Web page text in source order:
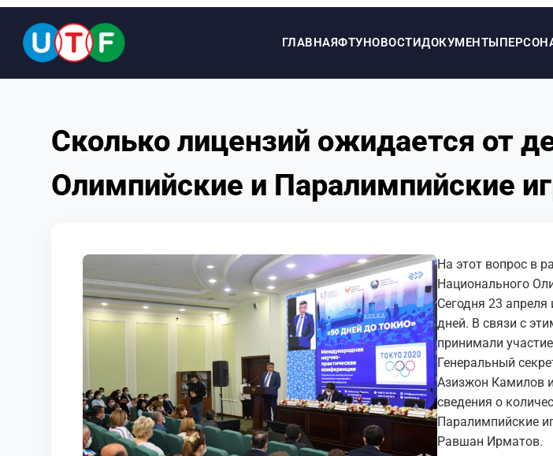
ГЛАВНАЯФТУНОВОСТИДОКУМЕНТЫ
ДОКУМЕНТЫ
ПЕРСОНАЛИИ
КОНТАКТЫ
Сколько лицензий ожидается от
Олимпийские и Паралимпийские
На этот вопрос в
Национального
Сегодня 23 апреля
дней. В связи с
принимали
Генеральный
Азизжон Камилов
сведения о
Паралимпийские
Равшан Ирматов.